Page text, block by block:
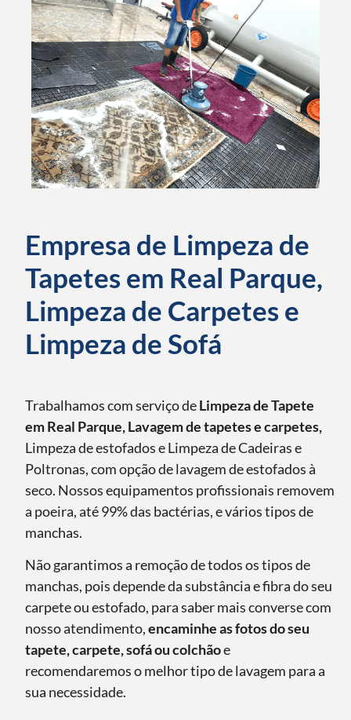
Empresa de Limpeza de
Tapetes em Real Parque,
Limpeza de Carpetes e
Limpeza de Sofá
Trabalhamos com serviço deLimpeza de Tapete
em Real Parque, Lavagem de tapetes e carpetes,
Limpeza de estofados e Limpeza de Cadeiras e
Poltronas, com opção de lavagem de estofados à
seco. Nossos equipamentos profissionais removem
a poeira, até 99% das bactérias, e vários tipos de
manchas.
Não garantimos a remoção de todos os tipos de
manchas, pois depende da substância e fibra do seu
carpete ou estofado, para saber mais converse com
nosso atendimento,encaminhe as fotos do seu
tapete, carpete, sofá ou colchãoe
recomendaremos o melhor tipo de lavagem para a
sua necessidade.